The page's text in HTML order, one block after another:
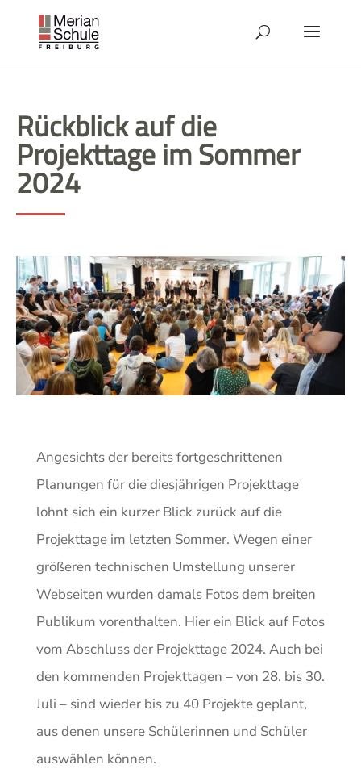
Rückblick auf die
Projekttage im Sommer
2024
Angesichts der bereits fortgeschrittenen
Planungen für die diesjährigen Projekttage
lohnt sich ein kurzer Blick zurück auf die
Projekttage im letzten Sommer. Wegen einer
größeren technischen Umstellung unserer
Webseiten wurden damals Fotos dem breiten
Publikum vorenthalten. Hier ein Blick auf Fotos
vom Abschluss der Projekttage 2024. Auch bei
den kommenden Projekttagen – von 28. bis 30.
Juli – sind wieder bis zu 40 Projekte geplant,
aus denen unsere Schülerinnen und Schüler
auswählen können.